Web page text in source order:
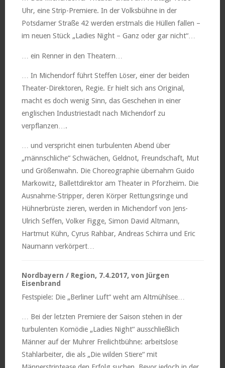
Uhr, eine Strip-Premiere. In der Volksbühne in der
Potsdamer Straße 42 werden erstmals die Hüllen fallen –
im neuen Stück „Ladies Night – Ganz oder gar nicht“…
… ein Renner in den Theatern…
… In Michendorf führt Steffen Löser, einer der beiden
Theater-Direktoren, Regie. Er hielt sich ans Original,
macht es doch wenig Sinn, das Geschehen in einer
englischen Industriestadt nach Michendorf zu
verpflanzen….
… und verspricht einen turbulenten Abend über
„männschliche“ Schwächen, Geldnot, Freundschaft, Mut
und Größenwahn. Die Choreographie übernahm Guido
Markowitz, Ballettdirektor am Theater in Pforzheim. Die
Ausnahme-Stripper, deren Körper Rettungsringe und
Hühnerbrüste zieren, werden in Michendorf von Jens-
Ulrich Seffen, Volker Figge, Simon David Altmann,
Hartmut Kühn, Cyrus Rahbar, Andreas Schirra und Eric
Naumann verkörpert…
Nordbayern / Region, 7.4.2017, von Jürgen
Eisenbrand
Festspiele: Die „Berliner Luft“ weht am Altmühlsee…
… Bei der letzten Premiere der Saison stehen in der
turbulenten Komödie „Ladies Night“ ausschließlich
Männer auf der Muhrer Freilichtbühne: arbeitslose
Stahlarbeiter, die als „Die wilden Stiere“ mit